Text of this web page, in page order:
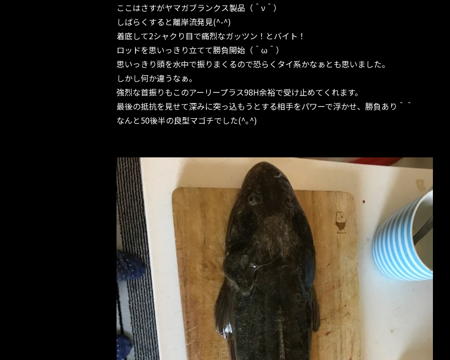
ここはさすがヤマガブランクス製品（＾ν＾）
しばらくすると離岸流発見(^-^)
着底して2シャクり目で痛烈なガッツン！とバイト！
ロッドを思いっきり立てて勝負開始（＾ω＾）
思いっきり頭を水中で振りまくるので恐らくタイ系かなぁとも思いました。
しかし何か違うなぁ。
強烈な首振りもこのアーリープラス98H余裕で受け止めてくれます。
最後の抵抗を見せて深みに突っ込もうとする相手をパワーで浮かせ、勝負あり＾＾
なんと50後半の良型マゴチでした(^｡^)